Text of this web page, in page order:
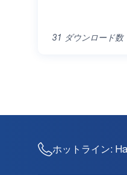
31 ダウンロード数
ホットライン: